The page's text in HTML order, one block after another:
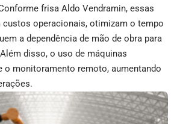
frisa Aldo Vendramin, essas
custos operacionais, otimizam o tempo
a dependência de mão de obra para
disso, o uso de máquinas
o monitoramento remoto, aumentando